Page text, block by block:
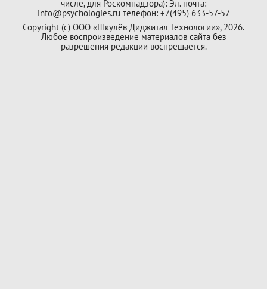
числе, для Роскомнадзора): Эл. почта:
info@psychologies.ru телефон: +7(495) 633-57-57
Copyright (с) ООО «Шкулёв Диджитал Технологии», 2026.
Любое воспроизведение материалов сайта без
разрешения редакции воспрещается.